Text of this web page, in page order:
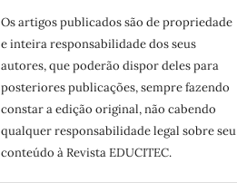
Os artigos publicados são de propriedade
e inteira responsabilidade dos seus
autores, que poderão dispor deles para
posteriores publicações, sempre fazendo
constar a edição original, não cabendo
qualquer responsabilidade legal sobre seu
conteúdo à Revista EDUCITEC.